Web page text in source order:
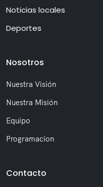
Noticias locales
Deportes
Nosotros
Nuestra Visión
Nuestra Misión
Equipo
Programacion
Contacto